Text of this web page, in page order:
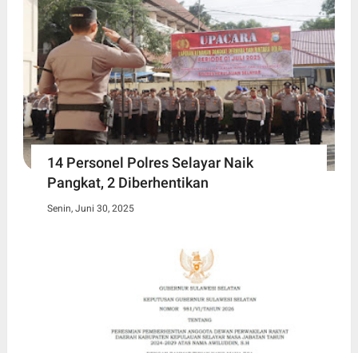
14 Personel Polres Selayar Naik
Pangkat, 2 Diberhentikan
Senin, Juni 30, 2025